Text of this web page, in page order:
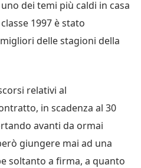
uno dei temi più caldi in casa
1997 è stato
delle stagioni della
relativi al
in scadenza al 30
avanti da ormai
giungere mai ad una
soltanto a firma, a quanto